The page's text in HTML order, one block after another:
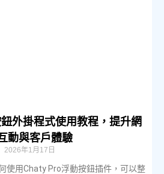
外掛程式使用教程，提升網
動與客戶體驗
2026年1月17日
使用Chaty Pro浮動按鈕插件，可以整